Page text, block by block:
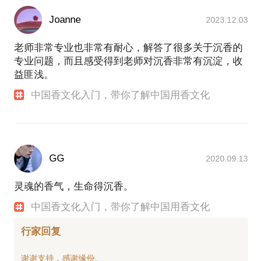
Joanne 2023.12.03
老师非常专业也非常有耐心，解答了很多关于沉香的
专业问题，而且感受得到老师对沉香非常有沉淀，收
益匪浅。
中国香文化入门，带你了解中国用香文化
GG 2020.09.13
灵魂的香气，生命得沉香。
中国香文化入门，带你了解中国用香文化
行家回复